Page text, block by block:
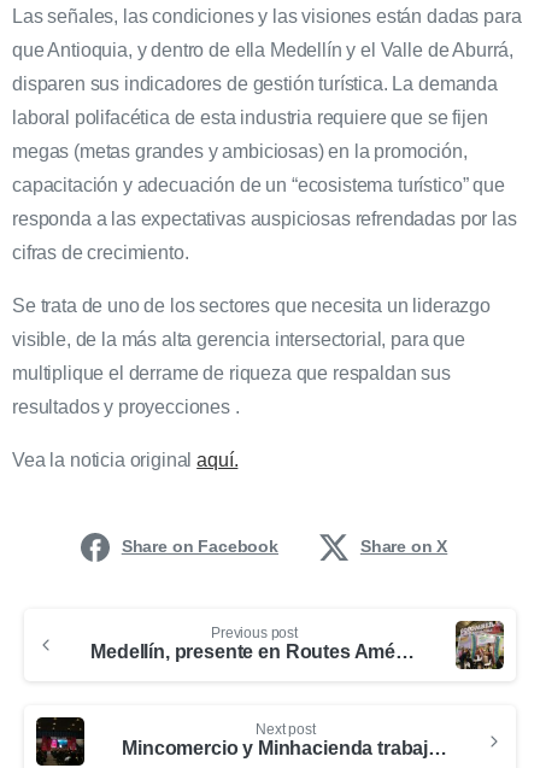
Las señales, las condiciones y las visiones están dadas para
que Antioquia, y dentro de ella Medellín y el Valle de Aburrá,
disparen sus indicadores de gestión turística. La demanda
laboral polifacética de esta industria requiere que se fijen
megas (metas grandes y ambiciosas) en la promoción,
capacitación y adecuación de un “ecosistema turístico” que
responda a las expectativas auspiciosas refrendadas por las
cifras de crecimiento.
Se trata de uno de los sectores que necesita un liderazgo
visible, de la más alta gerencia intersectorial, para que
multiplique el derrame de riqueza que respaldan sus
resultados y proyecciones .
Vea la noticia originalaquí.
Share on Facebook Share on X
Previous post
Medellín, presente en Routes Américas
Next post
Mincomercio y Minhacienda trabajan en modelo para devolverle el IVA a los turistas extranjeros